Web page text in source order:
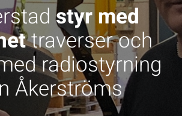
styr med
traverser och
radiostyrning
Åkerströms